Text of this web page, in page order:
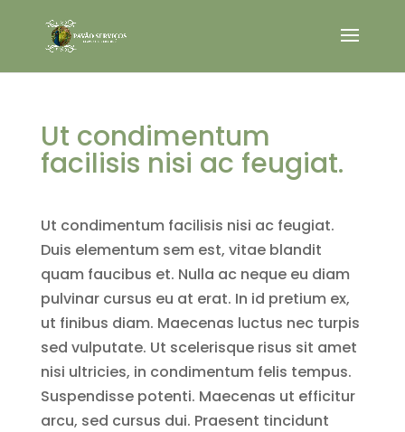
Ut condimentum
facilisis nisi ac feugiat.
Ut condimentum facilisis nisi ac feugiat.
Duis elementum sem est, vitae blandit
quam faucibus et. Nulla ac neque eu diam
pulvinar cursus eu at erat. In id pretium ex,
ut finibus diam. Maecenas luctus nec turpis
sed vulputate. Ut scelerisque risus sit amet
nisi ultricies, in condimentum felis tempus.
Suspendisse potenti. Maecenas ut efficitur
arcu, sed cursus dui. Praesent tincidunt